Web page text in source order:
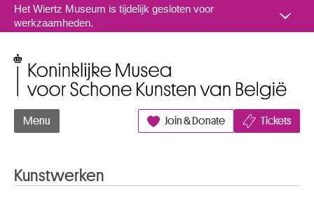
Naar inhoud
Het Wiertz Museum is tijdelijk gesloten voor
werkzaamheden.
Menu Join & Donate Tickets
Kunstwerken